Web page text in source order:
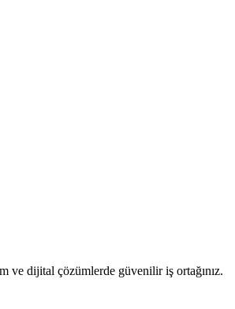
ve dijital çözümlerde güvenilir iş ortağınız.